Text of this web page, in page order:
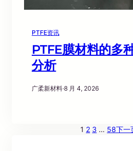
PTFE资讯
PTFE膜材料的多
分析
广柔新材料·8 月 4, 2026
1 2 3 … 58下一